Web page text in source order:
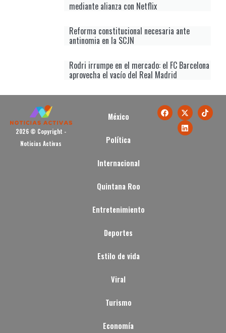
mediante alianza con Netflix
Reforma constitucional necesaria ante
antinomia en la SCJN
Rodri irrumpe en el mercado: el FC Barcelona
aprovecha el vacío del Real Madrid
2026 © Copyright -
Noticias Activas
México
Política
Internacional
Quintana Roo
Entretenimiento
Deportes
Estilo de vida
Viral
Turismo
Economía